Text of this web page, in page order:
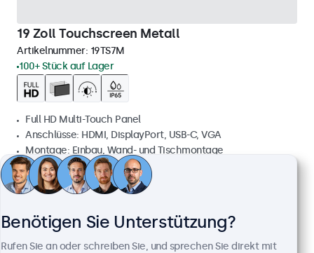
19 Zoll Touchscreen Metall
Artikelnummer: 19TS7M
100+ Stück auf Lager
Full HD Multi-Touch Panel
Anschlüsse: HDMI, DisplayPort, USB-C, VGA
Montage: Einbau, Wand- und Tischmontage
Außenmaße: 481 x 294 x 45 mm
569,00 €
Ansehen
In den Warenkorb
Benötigen Sie Unterstützung?
Rufen Sie an oder schreiben Sie, und sprechen Sie direkt mit